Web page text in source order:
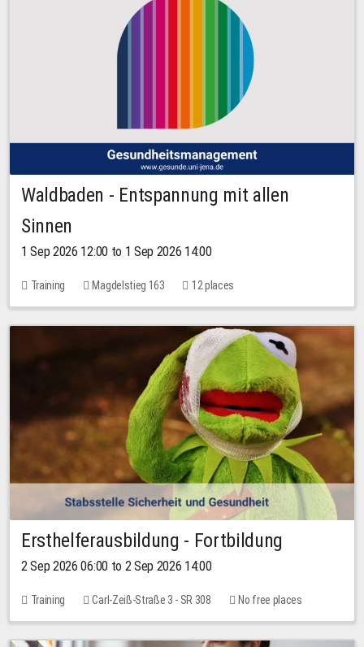
Waldbaden - Entspannung mit allen
Sinnen
1 Sep 2026 12:00 to 1 Sep 2026 14:00
Training Magdelstieg 163 12 places
Ersthelferausbildung - Fortbildung
2 Sep 2026 06:00 to 2 Sep 2026 14:00
Training Carl-Zeiß-Straße 3 - SR 308 No free places